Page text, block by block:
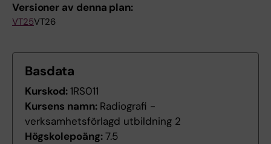
Versioner av denna plan:
VT25VT26
Basdata
Kurskod:1RS011
Kursens namn: Radiografi -
verksamhetsförlagd utbildning 2
Högskolepoäng:7.5